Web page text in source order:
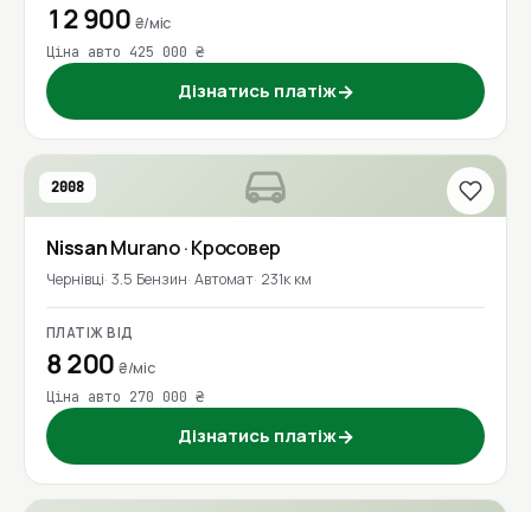
12 900 ₴/міс
Ціна авто 425 000 ₴
Дізнатись платіж→
2008
NissanMurano· Кросовер
Чернівці 3.5 Бензин Автомат 231к км
ПЛАТІЖ ВІД
8 200₴/міс
Ціна авто 270 000 ₴
Дізнатись платіж→